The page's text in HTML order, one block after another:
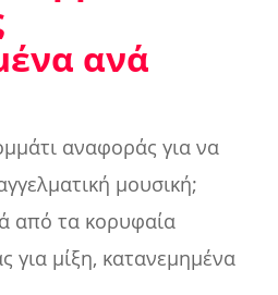
ανά
αναφοράς για να
μουσική;
από τα κορυφαία
για μίξη, κατανεμημένα